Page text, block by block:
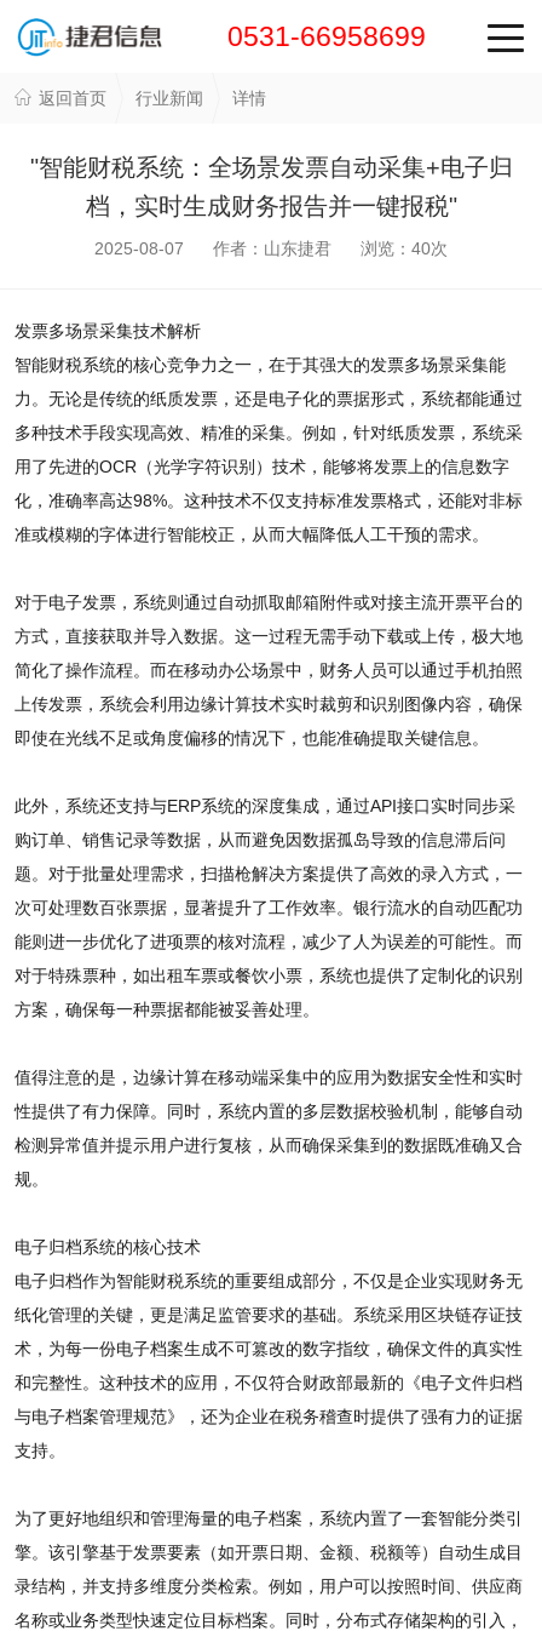
0531-66958699
返回首页 行业新闻 详情
"智能财税系统：全场景发票自动采集+电子归
档，实时生成财务报告并一键报税"
2025-08-07 作者：山东捷君 浏览： 40次
发票多场景采集技术解析
智能财税系统的核心竞争力之一，在于其强大的发票多场景采集能
力。无论是传统的纸质发票，还是电子化的票据形式，系统都能通过
多种技术手段实现高效、精准的采集。例如，针对纸质发票，系统采
用了先进的OCR（光学字符识别）技术，能够将发票上的信息数字
化，准确率高达98%。这种技术不仅支持标准发票格式，还能对非标
准或模糊的字体进行智能校正，从而大幅降低人工干预的需求。
对于电子发票，系统则通过自动抓取邮箱附件或对接主流开票平台的
方式，直接获取并导入数据。这一过程无需手动下载或上传，极大地
简化了操作流程。而在移动办公场景中，财务人员可以通过手机拍照
上传发票，系统会利用边缘计算技术实时裁剪和识别图像内容，确保
即使在光线不足或角度偏移的情况下，也能准确提取关键信息。
此外，系统还支持与ERP系统的深度集成，通过API接口实时同步采
购订单、销售记录等数据，从而避免因数据孤岛导致的信息滞后问
题。对于批量处理需求，扫描枪解决方案提供了高效的录入方式，一
次可处理数百张票据，显著提升了工作效率。银行流水的自动匹配功
能则进一步优化了进项票的核对流程，减少了人为误差的可能性。而
对于特殊票种，如出租车票或餐饮小票，系统也提供了定制化的识别
方案，确保每一种票据都能被妥善处理。
值得注意的是，边缘计算在移动端采集中的应用为数据安全性和实时
性提供了有力保障。同时，系统内置的多层数据校验机制，能够自动
检测异常值并提示用户进行复核，从而确保采集到的数据既准确又合
规。
电子归档系统的核心技术
电子归档作为智能财税系统的重要组成部分，不仅是企业实现财务无
纸化管理的关键，更是满足监管要求的基础。系统采用区块链存证技
术，为每一份电子档案生成不可篡改的数字指纹，确保文件的真实性
和完整性。这种技术的应用，不仅符合财政部最新的《电子文件归档
与电子档案管理规范》，还为企业在税务稽查时提供了强有力的证据
支持。
为了更好地组织和管理海量的电子档案，系统内置了一套智能分类引
擎。该引擎基于发票要素（如开票日期、金额、税额等）自动生成目
录结构，并支持多维度分类检索。例如，用户可以按照时间、供应商
名称或业务类型快速定位目标档案。同时，分布式存储架构的引入，